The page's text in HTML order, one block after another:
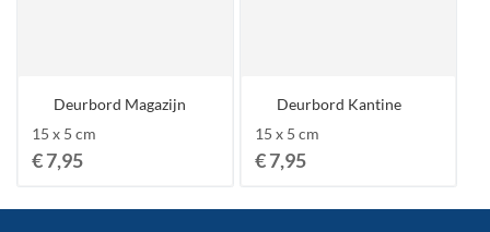
Deurbord Magazijn
15 x 5 cm
€ 7,95
Deurbord Kantine
15 x 5 cm
€ 7,95